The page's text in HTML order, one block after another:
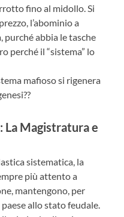
fino al midollo. Si
l’abominio a
abbia le tasche
perché il “sistema” lo
mafioso si rigenera
La Magistratura e
sistematica, la
più attento a
mantengono, per
allo stato feudale.